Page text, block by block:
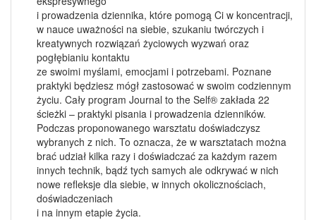
i prowadzenia dziennika, które pomogą Ci w koncentracji,
w nauce uważności na siebie, szukaniu twórczych i
kreatywnych rozwiązań życiowych wyzwań oraz
pogłębianiu kontaktu
ze swoimi myślami, emocjami i potrzebami. Poznane
praktyki będziesz mógł zastosować w swoim codziennym
życiu. Cały program Journal to the Self® zakłada 22
ścieżki – praktyki pisania i prowadzenia dzienników.
Podczas proponowanego warsztatu doświadczysz
wybranych z nich. To oznacza, że w warsztatach można
brać udział kilka razy i doświadczać za każdym razem
innych technik, bądź tych samych ale odkrywać w nich
nowe refleksje dla siebie, w innych okolicznościach,
doświadczeniach
i na innym etapie życia.